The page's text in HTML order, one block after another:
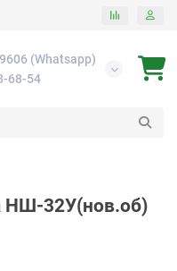
(Whatsapp)
68-54
НШ-32У(нов.об)